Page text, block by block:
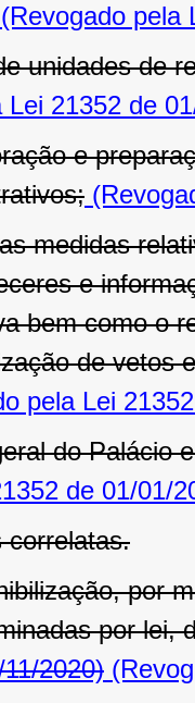
(Revogado pela
unidades de
Lei 21352 de
e
medidas
e
bem como o
de vetos
pela Lei
do Palácio
de 01/01/
correlatas.
por
por lei,
2020)